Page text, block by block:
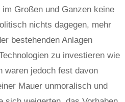
Großen und Ganzen keine
nichts dagegen, mehr
bestehenden Anlagen
zu investieren wie
waren jedoch fest davon
Mauer unmoralisch und